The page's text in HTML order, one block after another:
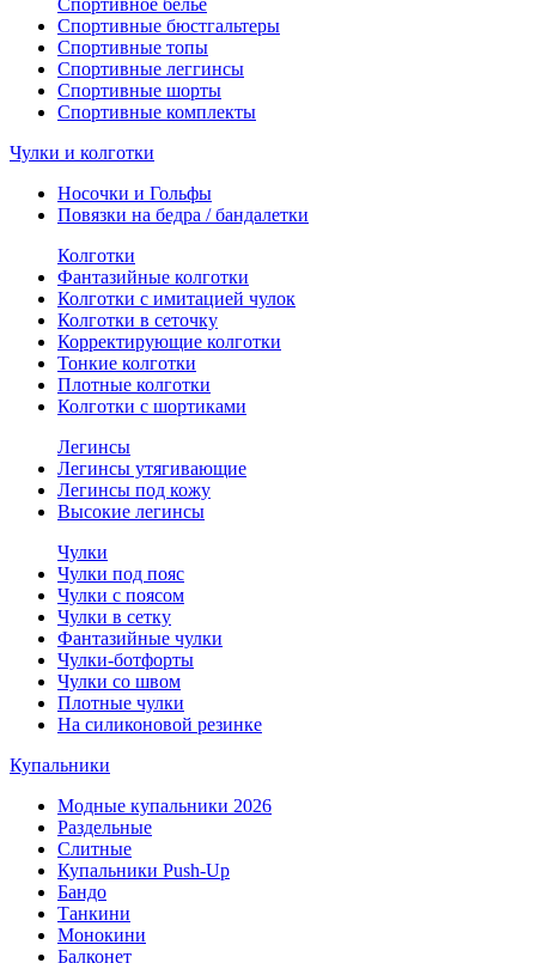
Спортивное белье
Спортивные бюстгальтеры
Спортивные топы
Спортивные леггинсы
Спортивные шорты
Спортивные комплекты
Чулки и колготки
Носочки и Гольфы
Повязки на бедра / бандалетки
Колготки
Фантазийные колготки
Колготки с имитацией чулок
Колготки в сеточку
Корректирующие колготки
Тонкие колготки
Плотные колготки
Колготки с шортиками
Легинсы
Легинсы утягивающие
Легинсы под кожу
Высокие легинсы
Чулки
Чулки под пояс
Чулки с поясом
Чулки в сетку
Фантазийные чулки
Чулки-ботфорты
Чулки со швом
Плотные чулки
На силиконовой резинке
Купальники
Модные купальники 2026
Раздельные
Слитные
Купальники Push-Up
Бандо
Танкини
Монокини
Балконет